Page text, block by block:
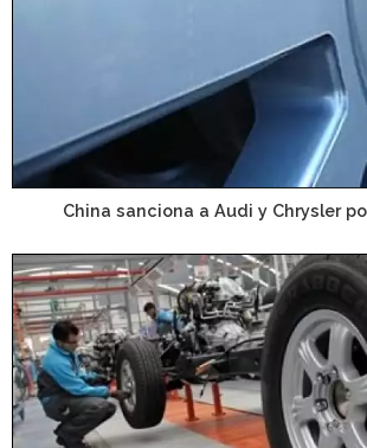
China sanciona a Audi y Chrysler